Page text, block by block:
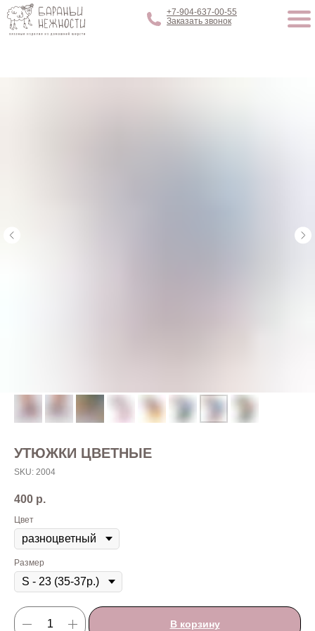
+7-904-637-00-55
Заказать звонок
УТЮЖКИ ЦВЕТНЫЕ
SKU: 2004
400 р.
Цвет
Размер
В корзину